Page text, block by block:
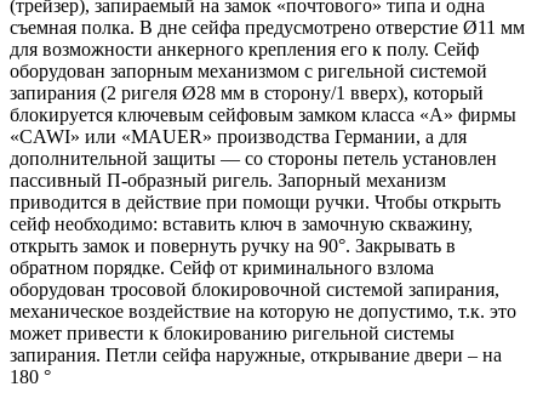
(трейзер), запираемый на замок «почтового» типа и одна
съемная полка. В дне сейфа предусмотрено отверстие Ø11 мм
для возможности анкерного крепления его к полу. Сейф
оборудован запорным механизмом с ригельной системой
запирания (2 ригеля Ø28 мм в сторону/1 вверх), который
блокируется ключевым сейфовым замком класса «А» фирмы
«CAWI» или «MAUER» производства Германии, а для
дополнительной защиты — со стороны петель установлен
пассивный П-образный ригель. Запорный механизм
приводится в действие при помощи ручки. Чтобы открыть
сейф необходимо: вставить ключ в замочную скважину,
открыть замок и повернуть ручку на 90°. Закрывать в
обратном порядке. Сейф от криминального взлома
оборудован тросовой блокировочной системой запирания,
механическое воздействие на которую не допустимо, т.к. это
может привести к блокированию ригельной системы
запирания. Петли сейфа наружные, открывание двери – на
180 °